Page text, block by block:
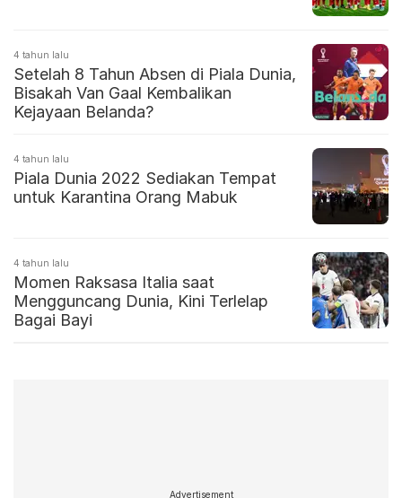
4 tahun lalu
Setelah 8 Tahun Absen di Piala Dunia,
Bisakah Van Gaal Kembalikan
Kejayaan Belanda?
4 tahun lalu
Piala Dunia 2022 Sediakan Tempat
untuk Karantina Orang Mabuk
4 tahun lalu
Momen Raksasa Italia saat
Mengguncang Dunia, Kini Terlelap
Bagai Bayi
Advertisement